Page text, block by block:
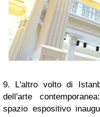
9. L'altro volto di
dell'arte
spazio espositivo